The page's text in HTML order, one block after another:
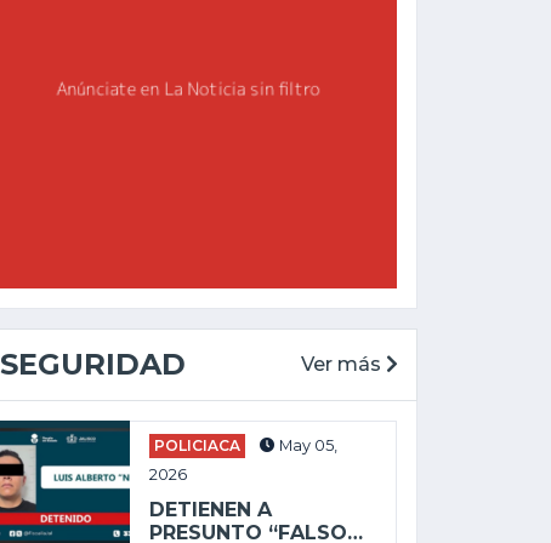
AGUIRRE LLEVA
DESORDEN Y
DERROCHE A...
ENVÍAN A PRISIÓN
A PRESUNTO
SICARIO POR...
SEGURIDAD Ver más
POLICIACA
May 05,
2026
DETIENEN A
PRESUNTO “FALSO…